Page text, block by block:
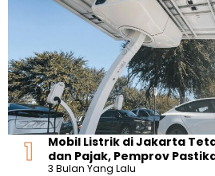
Mobil Listrik di Jakarta
dan Pajak, Pemprov
3 Bulan Yang Lalu